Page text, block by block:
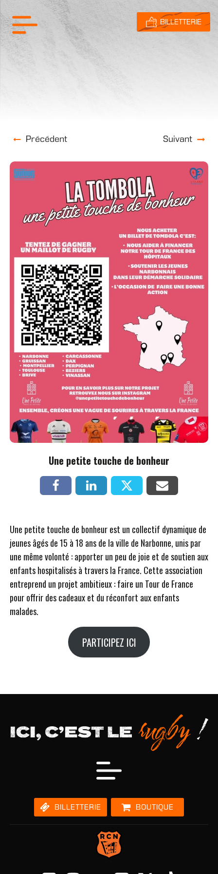
Précédent Suivant
Une petite touche de bonheur
Une petite touche de bonheur est un collectif dynamique de
jeunes âgés de 15 à 18 ans de la ville de Narbonne, unis par
une même volonté : apporter un peu de joie et de soutien aux
enfants hospitalisés à travers la France. Cette association
entreprend un projet ambitieux : faire un Tour de France
pour offrir des cadeaux et du réconfort aux enfants
malades.
PARTICIPEZ ICI
BILLETTERIE
BILLETTERIE BOUTIQUE